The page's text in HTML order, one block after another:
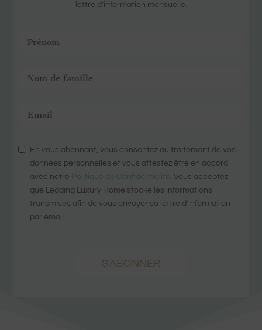
lettre d’information mensuelle.
En vous abonnant, vous consentez au traitement de vos
données personnelles et vous attestez être en accord
avec notre Politique de Confidentialité. Vous acceptez
que Leading Luxury Home stocke les informations
transmises afin de vous envoyer sa lettre d'information
par email.
S'ABONNER